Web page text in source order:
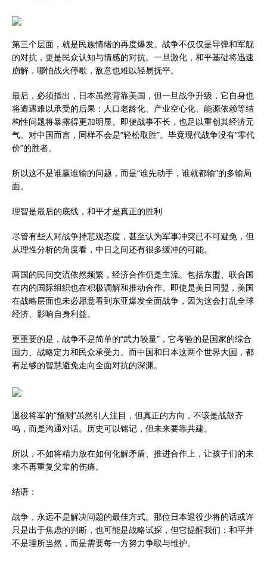
第三个层面，就是民族情绪的再度爆发。战争不仅仅是导弹和军舰
的对抗，更是民众认知与情感的对抗。一旦激化，和平基础将迅速
崩解，哪怕战火停歇，敌意也难以轻易抚平。
最后，必须指出，日本虽然背靠美国，但一旦战争升级，它自身也
将遭遇难以承受的后果：人口老龄化、产业空心化、能源依赖等结
构性问题将暴露得更加明显。即便战事不长，也足以重创其经济元
气。对中国而言，同样不会是“轻松取胜”。毕竟现代战争没有“零代
价”的胜者。
所以这不是谁赢谁输的问题，而是“谁先动手，谁就都输”的多输局
面。
理智是最后的底线，和平才是真正的胜利
尽管有些人对战争持悲观态度，甚至认为军事冲突已不可避免，但
从理性分析的角度看，中日之间还有很多缓冲的可能。
两国的民间交流依然频繁，经济合作仍是主流。包括东盟、联合国
在内的国际组织也在积极调解和推动合作。即使是美日同盟，美国
在战略层面也未必愿意看到东亚爆发全面战争，因为这会打乱全球
经济、影响自身利益。
更重要的是，战争不是简单的“武力较量”，它考验的是国家的综合
国力、战略定力和民众承受力。而中国和日本这两个世界大国，都
有足够的智慧避免走向全面对抗的深渊。
退役将军的“预测”虽然引人注目，但真正的方向，不该是战鼓齐
鸣，而是沟通对话。历史可以铭记，但未来要靠共建。
所以，不如将精力放在如何化解矛盾、推进合作上，让孩子们的未
来不再重复父辈的伤痛。
结语：
战争，永远不是解决问题的最佳方式。那位日本退役少将的话或许
只是出于焦虑的判断，也可能是战略试探，但它提醒我们：和平并
不是理所当然，而是需要每一方努力争取与维护。